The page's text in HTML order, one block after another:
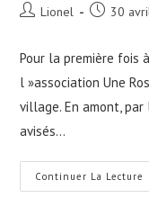
Auteur/autrice
publication :
Lionel
Publication
30
Pour la première fois
l »association Une
village. En amont,
avisés…
Continuer La Lecture